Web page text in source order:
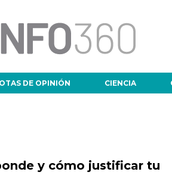
DE OPINIÓN CIENCIA
y cómo justificar tu